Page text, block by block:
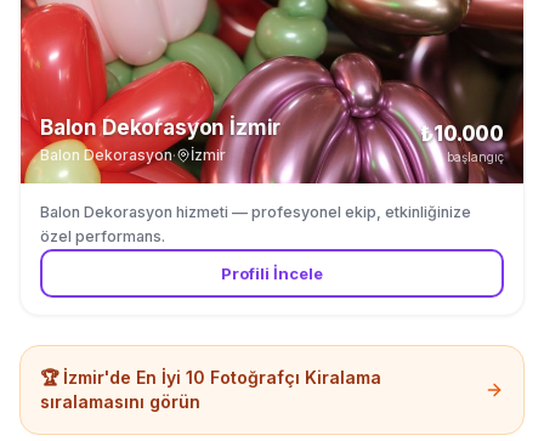
Dekorları: Pasta masası, nikâh masası ve hediye alanları için
balon düzenlemeleri Tavan Süslemeleri: Salon, mağaza ve parti
alanları için asılı balon uygulamaları Helyum Balonları: Uçan balon
demetleri, masa balonları ve kişiye özel tasarımlar
Balon Dekorasyon İzmir
Balon Dekorasyon· İzmir
₺10.000
başlangıç
Balon Dekorasyon hizmeti — profesyonel ekip, etkinliğinize
özel performans.
Profili İncele
🏆 İzmir'de En İyi 10 Fotoğrafçı Kiralama
sıralamasını görün